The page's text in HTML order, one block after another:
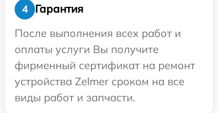
4
Гарантия
После выполнения всех работ и
оплаты услуги Вы получите
фирменный сертификат на ремонт
устройства Zelmer сроком на все
виды работ и запчасти.